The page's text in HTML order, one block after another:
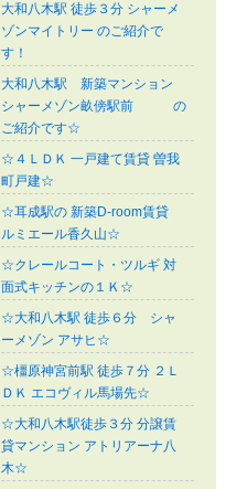
大和八木駅 徒歩３分 シャーメ
ゾンマイトリー のご紹介で
す！
大和八木駅 新築マンション
シャーメゾン畝傍駅前 の
ご紹介です☆
☆４ＬＤＫ 一戸建て賃貸 曽我
町戸建☆
☆耳成駅の 新築D-room賃貸
ルミエール香久山☆
☆クレールコート・ツルギ 対
面式キッチンの１Ｋ☆
☆大和八木駅 徒歩６分 シャ
ーメゾン アサヒ☆
☆橿原神宮前駅 徒歩７分 ２Ｌ
ＤＫ エコヴィル馬場先☆
☆大和八木駅徒歩３分 分譲賃
貸マンション アトリアーナ八
木☆